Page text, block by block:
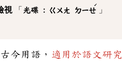
視「 光碟 : ㄍㄨㄤ ㄉㄧㄝ
ˊ
」
今用語， 適用於語文研